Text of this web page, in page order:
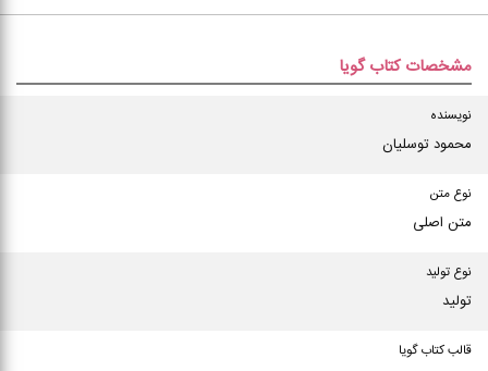
مشخصات کتاب گویا
نویسنده
محمود توسلیان
نوع متن
متن اصلی
نوع تولید
تولید
قالب کتاب گویا